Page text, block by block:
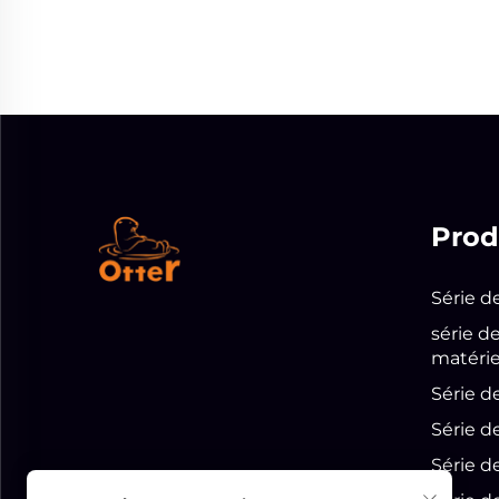
Série
série
Série
Série
Série